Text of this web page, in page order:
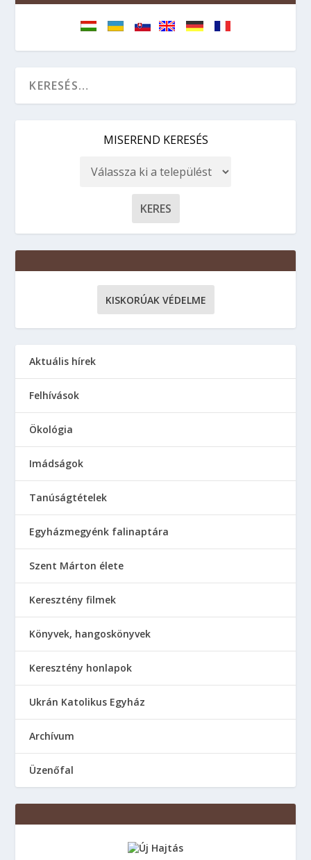
MISEREND KERESÉS
KISKORÚAK VÉDELME
Aktuális hírek
Felhívások
Ökológia
Imádságok
Tanúságtételek
Egyházmegyénk falinaptára
Szent Márton élete
Keresztény filmek
Könyvek, hangoskönyvek
Keresztény honlapok
Ukrán Katolikus Egyház
Аrchívum
Üzenőfal